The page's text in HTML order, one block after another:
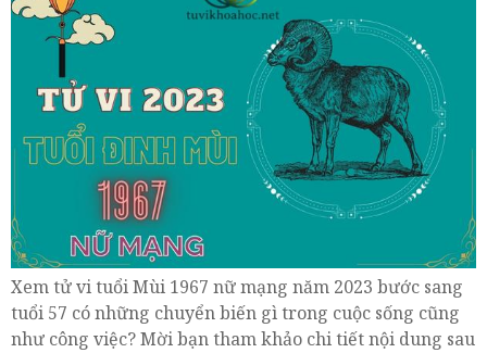
Xem tử vi tuổi Mùi 1967 nữ mạng năm 2023 bước sang
tuổi 57 có những chuyển biến gì trong cuộc sống cũng
như công việc? Mời bạn tham khảo chi tiết nội dung sau